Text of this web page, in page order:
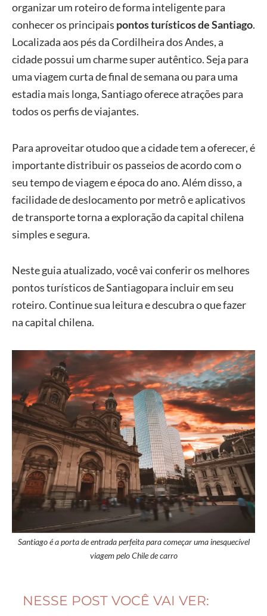
organizar um roteiro de forma inteligente para
conhecer os principais pontos turísticos de Santiago.
Localizada aos pés da Cordilheira dos Andes, a
cidade possui um charme super autêntico. Seja para
uma viagem curta de final de semana ou para uma
estadia mais longa, Santiago oferece atrações para
todos os perfis de viajantes.
Para aproveitar otudoo que a cidade tem a oferecer, é
importante distribuir os passeios de acordo com o
seu tempo de viagem e época do ano. Além disso, a
facilidade de deslocamento por metrô e aplicativos
de transporte torna a exploração da capital chilena
simples e segura.
Neste guia atualizado, você vai conferir os melhores
pontos turísticos de Santiagopara incluir em seu
roteiro. Continue sua leitura e descubra o que fazer
na capital chilena.
Santiago é a porta de entrada perfeita para começar uma inesquecível
viagem pelo Chile de carro
NESSE POST VOCÊ VAI VER: